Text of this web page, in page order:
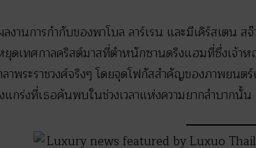
งานการกำกับของพาโบล ลาร์เรน และมีเคิร์สเตน
หยุดเทศกาลคริสต์มาสที่ตำหนักซานดริงแฮมที่ซึ่งเจ้า
ลาพระราชวงศ์จริงๆ โดยจุดโฟกัสสำคัญของภาพยน
แกร่งที่เธอค้นพบในช่วงเวลาแห่งความยากลำบากนั้น